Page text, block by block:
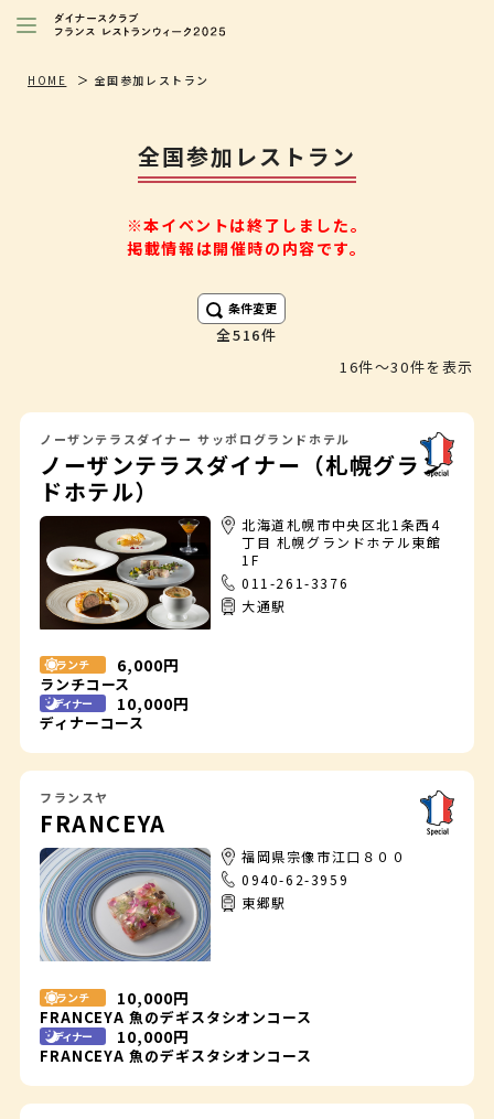
レストランを探す
特別イベント/キャンペーン
会員限定特典
HOME 全国参加レストラン
全国参加レストラン
※本イベントは終了しました。
掲載情報は開催時の内容です。
条件変更
516件
16件〜30件を表示
ノーザンテラスダイナー（札幌グラン
ドホテル）
ノーザンテラスダイナー サッポログランドホテル
北海道札幌市中央区北1条西4
丁目 札幌グランドホテル東館
1F
011-261-3376
大通駅
ランチ
ランチコース
6,000円
ディナー
ディナーコース
10,000円
FRANCEYA
フランスヤ
福岡県宗像市江口８００
0940-62-3959
東郷駅
ランチ
FRANCEYA 魚のデギスタシオンコース
10,000円
ディナー
FRANCEYA 魚のデギスタシオンコース
10,000円